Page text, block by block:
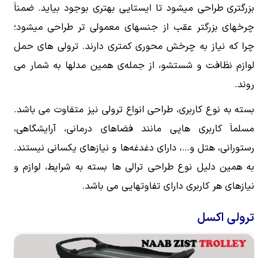
بزرگتری طراحی میشود تا ایستایی بهتری بوجود بیاید. ضمناَ
چرخهای بزرگتر عقب از جنسهای معمولی تر طراحی میشود؛
چرا که نیاز به چرخش محوری کمتری دارند. ترولی های حمل
لوازم نظافت و شستشو، از جمله‌ی همین مدلها به شمار می
روند.
بسته به نوع کاربری، طراحی انواع ترولی نیز متفاوت می باشد.
مسلماَ کاربری هایی مانند فضاهای درمانی، آرایشگاهی،
رستورانی، هتل و…، دارای دغدغه‌ها و نیازهای یکسانی نیستند.
به همین دلیل نوع طراحی ترالی ها بسته به شرایط، لوازم و
نیازهای هر کاربری دارای تفاوتهایی می باشد.
ترولی اکسل